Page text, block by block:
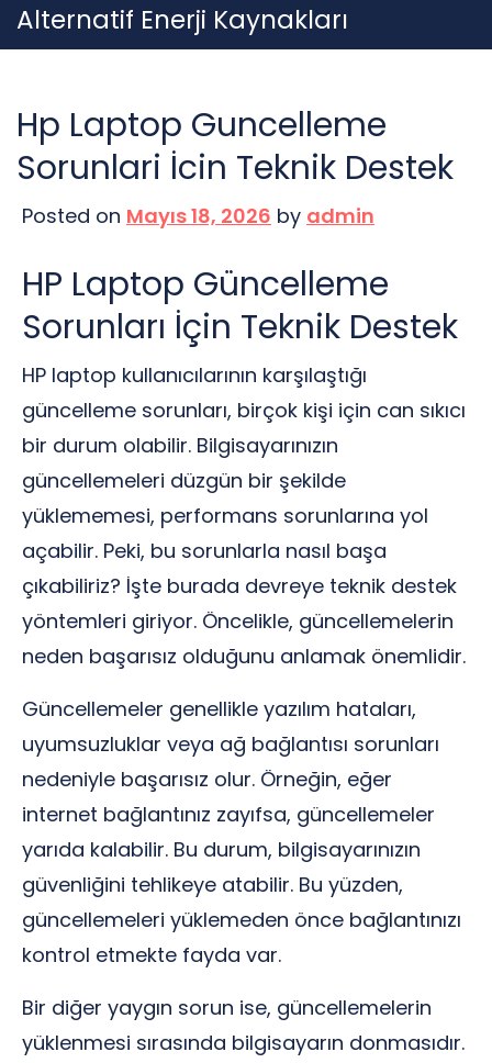
Skip
to
Alternatif Enerji Kaynakları
Hp Laptop Guncelleme
Sorunlari İcin Teknik Destek
Posted on Mayıs 18, 2026 by admin
HP Laptop Güncelleme
Sorunları İçin Teknik Destek
HP laptop kullanıcılarının karşılaştığı
güncelleme sorunları, birçok kişi için can sıkıcı
bir durum olabilir. Bilgisayarınızın
güncellemeleri düzgün bir şekilde
yüklememesi, performans sorunlarına yol
açabilir. Peki, bu sorunlarla nasıl başa
çıkabiliriz? İşte burada devreye teknik destek
yöntemleri giriyor. Öncelikle, güncellemelerin
neden başarısız olduğunu anlamak önemlidir.
Güncellemeler genellikle yazılım hataları,
uyumsuzluklar veya ağ bağlantısı sorunları
nedeniyle başarısız olur. Örneğin, eğer
internet bağlantınız zayıfsa, güncellemeler
yarıda kalabilir. Bu durum, bilgisayarınızın
güvenliğini tehlikeye atabilir. Bu yüzden,
güncellemeleri yüklemeden önce bağlantınızı
kontrol etmekte fayda var.
Bir diğer yaygın sorun ise, güncellemelerin
yüklenmesi sırasında bilgisayarın donmasıdır.